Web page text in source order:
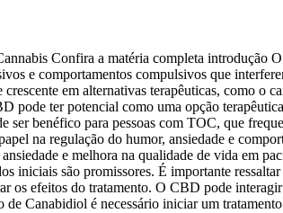
Confira a matéria completa introdução
e comportamentos compulsivos que
crescente em alternativas terapêuticas, como
pode ter potencial como uma opção
benéfico para pessoas com TOC, que
na regulação do humor, ansiedade e
e melhora na qualidade de vida em
iniciais são promissores. É importante
os efeitos do tratamento. O CBD pode
Canabidiol é necessário iniciar um